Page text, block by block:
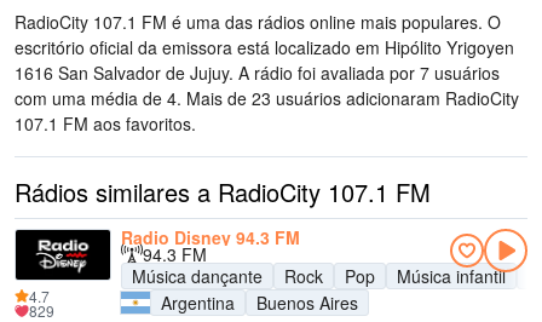
RadioCity 107.1 FM é uma das rádios online mais populares. O
escritório oficial da emissora está localizado em Hipólito Yrigoyen
1616 San Salvador de Jujuy. A rádio foi avaliada por 7 usuários
com uma média de 4. Mais de 23 usuários adicionaram RadioCity
107.1 FM aos favoritos.
Rádios similares a RadioCity 107.1 FM
Radio Disney 94.3 FM
94.3 FM
Música dançante
Rock Pop Música infantil
Argentina
Buenos Aires
4.7
829